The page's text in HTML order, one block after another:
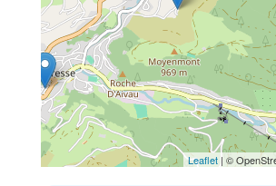
Leaflet | ©